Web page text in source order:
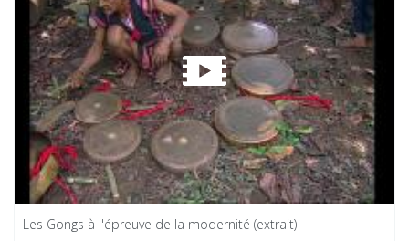
Les Gongs à l'épreuve de la modernité (extrait)